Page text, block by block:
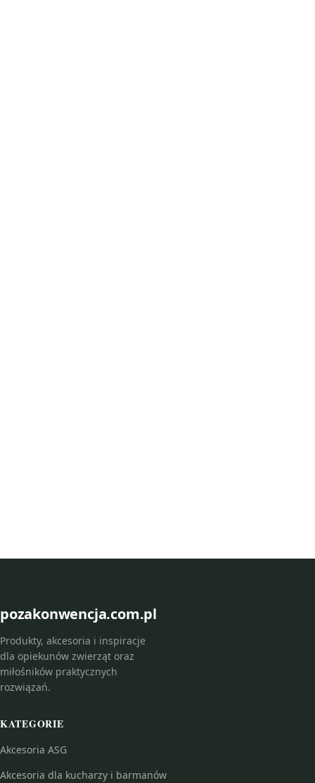
pozakonwencja.com.pl
Produkty, akcesoria i inspiracje
dla opiekunów zwierząt oraz
miłośników praktycznych
rozwiązań.
KATEGORIE
Akcesoria ASG
Akcesoria dla kucharzy i barmanów